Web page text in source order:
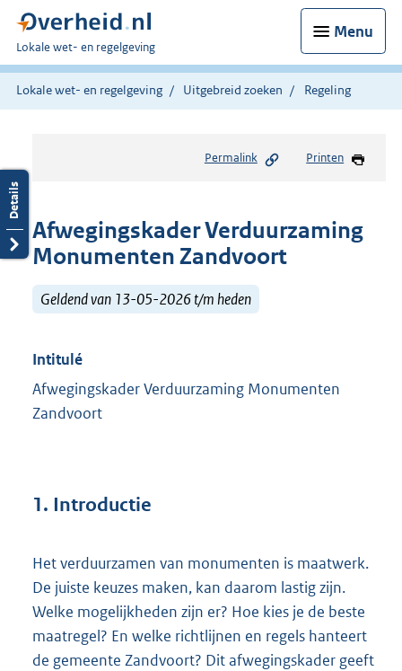
Menu
U
bent
hier:
Lokale wet- en regelgeving
Lokale wet- en regelgeving Uitgebreid zoeken Regeling
Permalink Printen
Afwegingskader Verduurzaming
Monumenten Zandvoort
Geldend van 13-05-2026 t/m heden
Intitulé
Afwegingskader Verduurzaming Monumenten
Zandvoort
1. Introductie
Het verduurzamen van monumenten is maatwerk.
De juiste keuzes maken, kan daarom lastig zijn.
Welke mogelijkheden zijn er? Hoe kies je de beste
maatregel? En welke richtlijnen en regels hanteert
de gemeente Zandvoort? Dit afwegingskader geeft